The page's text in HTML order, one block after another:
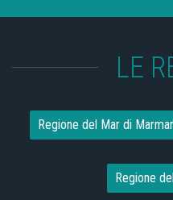
LE
Regione del Mar di
Regione